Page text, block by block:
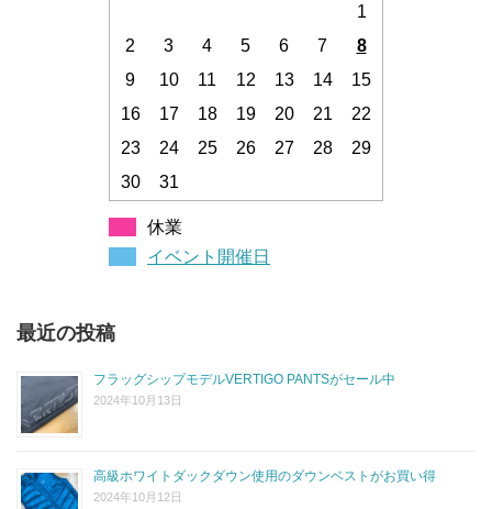
1
2
3 4 5 6 7
8
9
10 11 12 13 14
15
16
17 18 19 20 21
22
23
24 25 26 27 28
29
30
31
休業
イベント開催日
最近の投稿
フラッグシップモデルVERTIGO PANTSがセール中
2024年10月13日
高級ホワイトダックダウン使用のダウンベストがお買い得
2024年10月12日